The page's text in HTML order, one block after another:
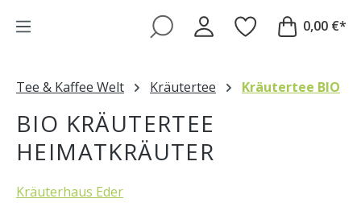
0,00 €*
Tee & Kaffee Welt Kräutertee Kräutertee BIO
BIO KRÄUTERTEE
HEIMATKRÄUTER
Kräuterhaus Eder